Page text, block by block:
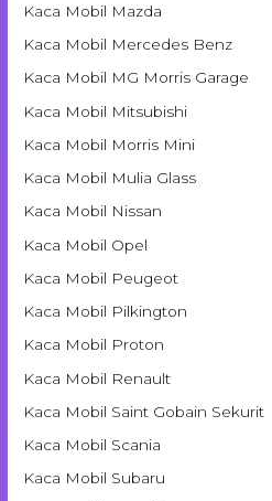
Kaca Mobil Mazda
Kaca Mobil Mercedes Benz
Kaca Mobil MG Morris Garage
Kaca Mobil Mitsubishi
Kaca Mobil Morris Mini
Kaca Mobil Mulia Glass
Kaca Mobil Nissan
Kaca Mobil Opel
Kaca Mobil Peugeot
Kaca Mobil Pilkington
Kaca Mobil Proton
Kaca Mobil Renault
Kaca Mobil Saint Gobain Sekurit
Kaca Mobil Scania
Kaca Mobil Subaru